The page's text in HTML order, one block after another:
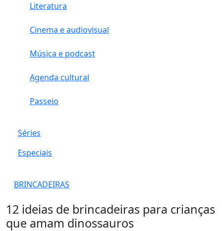
Literatura
Cinema e audiovisual
Música e podcast
Agenda cultural
Passeio
Séries
Especiais
BRINCADEIRAS
12 ideias de brincadeiras para crianças
que amam dinossauros